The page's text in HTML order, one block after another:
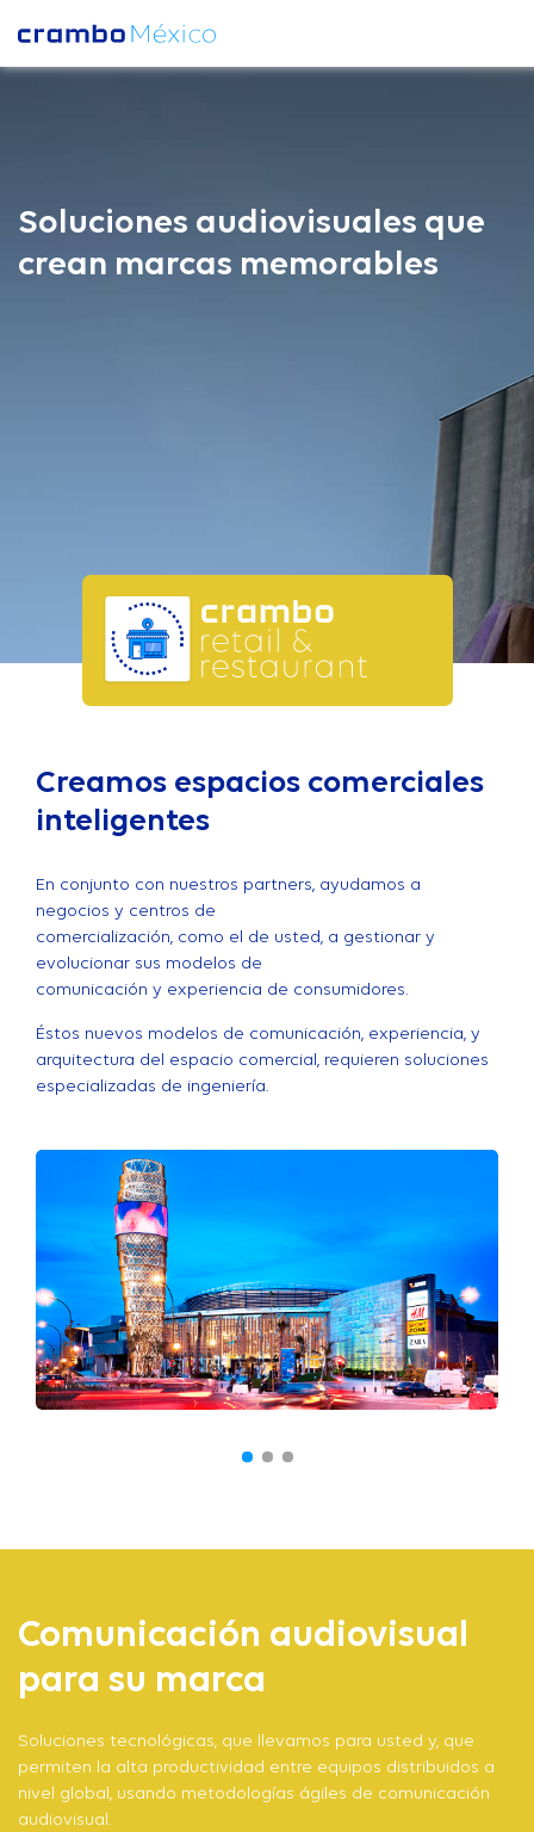
Soluciones audiovisuales que
crean marcas memorables
Creamos espacios comerciales
inteligentes
En conjunto con nuestros partners, ayudamos a
negocios y centros de
comercialización, como el de usted, a gestionar y
evolucionar sus modelos de
comunicación y experiencia de consumidores.
Éstos nuevos modelos de comunicación, experiencia, y
arquitectura del espacio comercial, requieren soluciones
especializadas de ingeniería.
Comunicación audiovisual
para su marca
Soluciones tecnológicas, que llevamos para usted y, que
permiten la alta productividad entre equipos distribuidos a
nivel global, usando metodologías ágiles de comunicación
audiovisual.